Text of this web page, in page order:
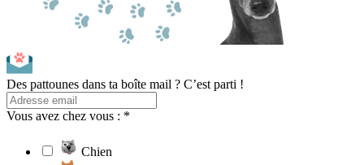
Des pattounes dans ta boîte mail ? C’est parti !
Vous avez chez vous : *
Chien